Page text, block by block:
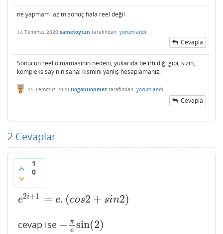
ne yapmam lazım sonuç hala reel değil
14 Temmuz 2020 sametoytun tarafından yorumlandı
Cevapla
Sonucun reel olmamasının nedeni, yukarıda belirtildiği gibi, sizin,
kompleks sayının sanal kısmını yanlış hesaplamanız.
15 Temmuz 2020 DoganDonmez tarafından yorumlandı
Cevapla
2 Cevaplar
1
0
e2i+1 = e. (cos2 + sin2)
e2i+1 =e. co s2+sin 2)
cevap ise − π
e sin(2)
−πesin(2)